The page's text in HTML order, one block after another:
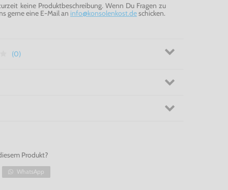
keine Produktbeschreibung. Wenn Du Fragen zu
gerne eine E-Mail an info@konsolenkost.deschicken.
(0)
Produkt?
WhatsApp